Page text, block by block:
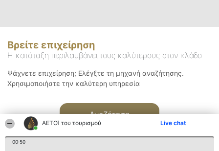
ΑΕΤΟΊ του τουρισμού Live chat
00:50
Βρείτε επιχείρηση
Η κατάταξη περιλαμβάνει τους καλύτερους στον κλάδο
Ψάχνετε επιχείρηση; Ελέγξτε τη μηχανή αναζήτησης.
Χρησιμοποιήστε την καλύτερη υπηρεσία
Αναζήτηση